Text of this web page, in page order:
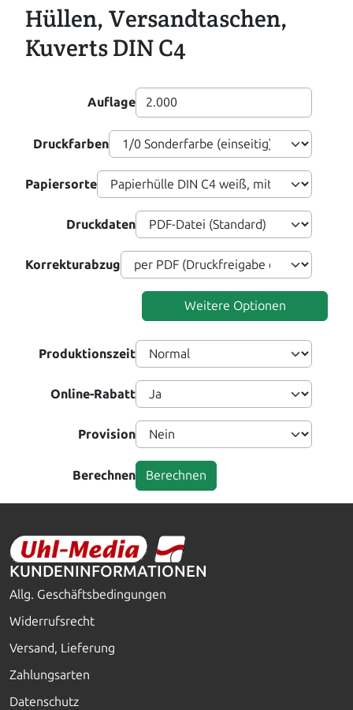
Hüllen, Versandtaschen,
Kuverts DIN C4
Auflage
Druckfarben
Papiersorte
Druckdaten
Korrekturabzug
Weitere Optionen
Produktionszeit
Online-Rabatt
Provision
Berechnen
KUNDENINFORMATIONEN
Allg. Geschäftsbedingungen
Widerrufsrecht
Versand, Lieferung
Zahlungsarten
Datenschutz